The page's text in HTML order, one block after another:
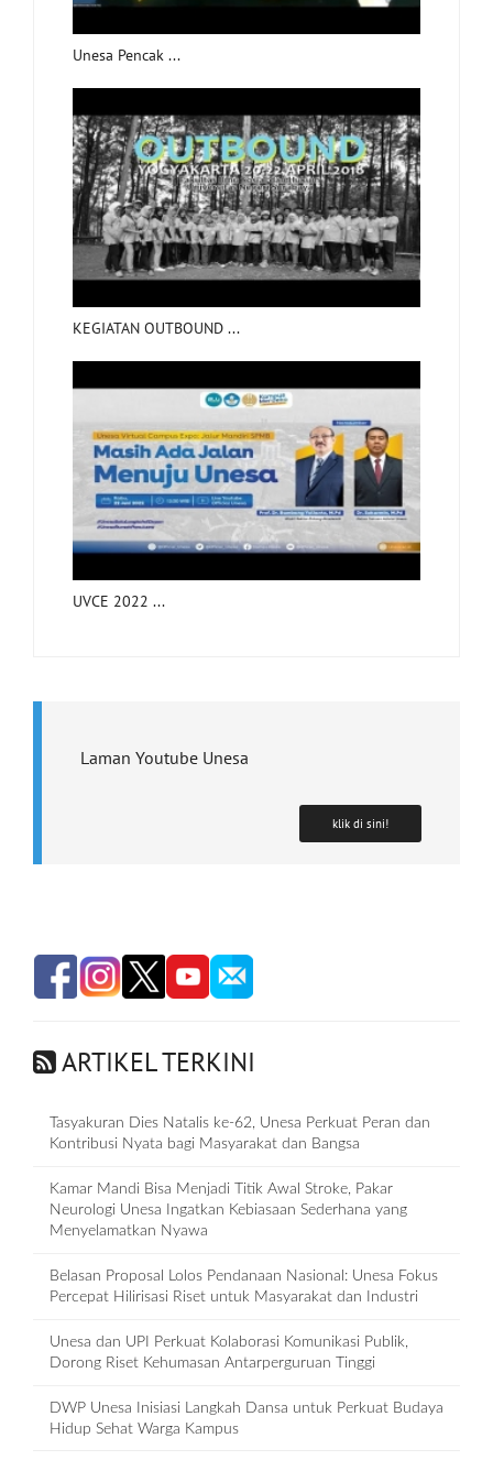
Unesa Pencak ...
KEGIATAN OUTBOUND ...
UVCE 2022 ...
Laman Youtube Unesa
klik di sini!
ARTIKEL TERKINI
Tasyakuran Dies Natalis ke-62, Unesa Perkuat Peran dan
Kontribusi Nyata bagi Masyarakat dan Bangsa
Kamar Mandi Bisa Menjadi Titik Awal Stroke, Pakar
Neurologi Unesa Ingatkan Kebiasaan Sederhana yang
Menyelamatkan Nyawa
Belasan Proposal Lolos Pendanaan Nasional: Unesa Fokus
Percepat Hilirisasi Riset untuk Masyarakat dan Industri
Unesa dan UPI Perkuat Kolaborasi Komunikasi Publik,
Dorong Riset Kehumasan Antarperguruan Tinggi
DWP Unesa Inisiasi Langkah Dansa untuk Perkuat Budaya
Hidup Sehat Warga Kampus